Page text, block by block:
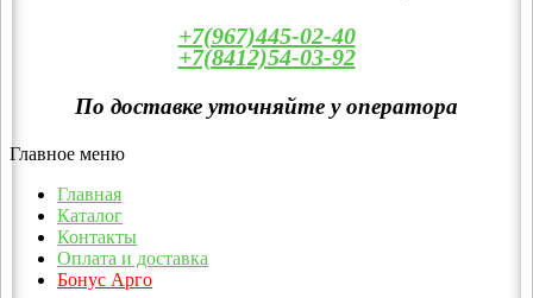
+7(967)445-02-40
+7(8412)54-03-92
По доставке уточняйте у оператора
Главное меню
Главная
Каталог
Контакты
Оплата и доставка
Бонус Арго